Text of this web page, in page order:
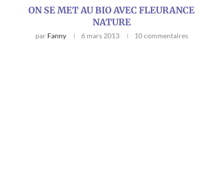
ON SE MET AU BIO AVEC FLEURANCE
NATURE
par Fanny 6 mars 2013 10 commentaires